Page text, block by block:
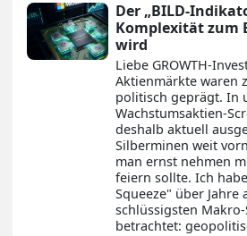
Der „BILD-
Komplexität zum
wird
Liebe GROWTH-
Aktienmärkte waren
politisch geprägt. In
Wachstumsaktien-
deshalb aktuell
Silberminen weit
man ernst nehmen
feiern sollte. Ich
Squeeze" über Jahre
schlüssigsten
betrachtet: